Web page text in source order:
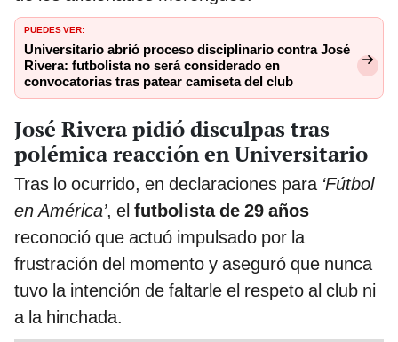
PUEDES VER:
Universitario abrió proceso disciplinario contra José
Rivera: futbolista no será considerado en
convocatorias tras patear camiseta del club
José Rivera pidió disculpas tras
polémica reacción en Universitario
Tras lo ocurrido, en declaraciones para ‘Fútbol
en América’, el futbolista de 29 años
reconoció que actuó impulsado por la
frustración del momento y aseguró que nunca
tuvo la intención de faltarle el respeto al club ni
a la hinchada.